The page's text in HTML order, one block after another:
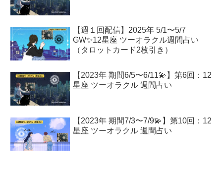
【週１回配信】2025年 5/1〜5/7
GW✨12星座 ツーオラクル週間占い
（タロットカード2枚引き）
【2023年 期間6/5〜6/11💫】第6回：12
星座 ツーオラクル 週間占い
【2023年 期間7/3〜7/9💫】第10回：12
星座 ツーオラクル 週間占い